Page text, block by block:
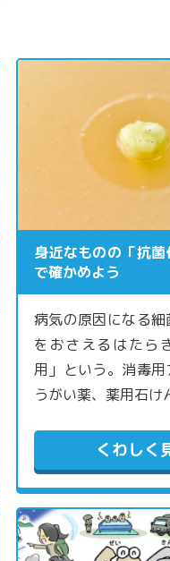
身近なものの「抗
で確かめよう
病気の原因になる
をおさえるはたら
用」という。消毒
うがい薬、薬用石
くわしく